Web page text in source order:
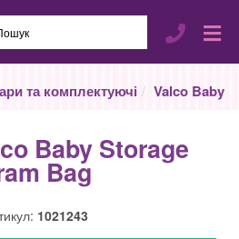
та комплектуючі Valco Baby
Baby Storage
Bag
1021243